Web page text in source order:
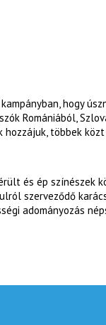
hogy
Romániából,
többek
és ép színészek
szerveződő
adományozás